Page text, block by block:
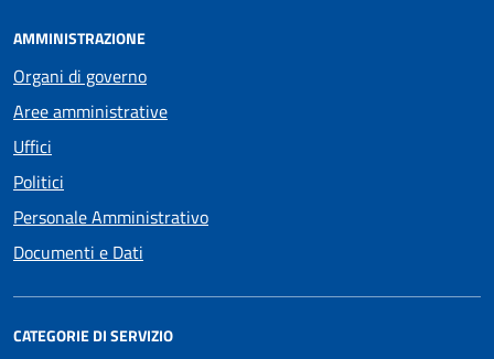
AMMINISTRAZIONE
Organi di governo
Aree amministrative
Uffici
Politici
Personale Amministrativo
Documenti e Dati
CATEGORIE DI SERVIZIO